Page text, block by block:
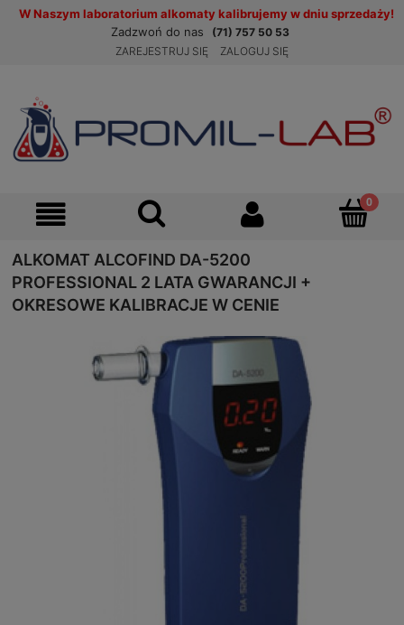
W Naszym laboratorium alkomaty kalibrujemy w dniu sprzedaży!
Zadzwoń do nas
(71) 757 50 53
ZAREJESTRUJ SIĘ
ZALOGUJ SIĘ
ALKOMAT ALCOFIND DA-5200
PROFESSIONAL 2 LATA GWARANCJI +
OKRESOWE KALIBRACJE W CENIE